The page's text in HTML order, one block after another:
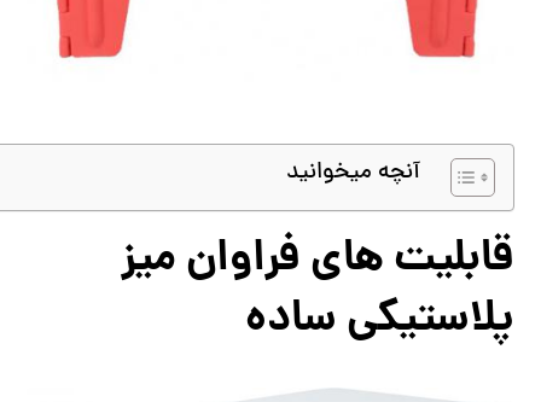
آنچه میخوانید
قابلیت های فراوان میز
پلاستیکی ساده